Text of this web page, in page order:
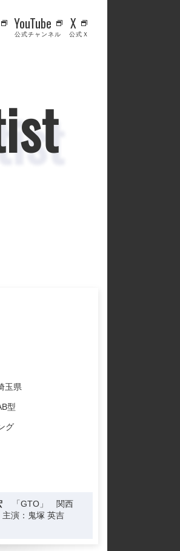
YouTube
公式チャンネル
X
公式Ｘ
玉県
型
グ
「GTO」 関西
演：鬼塚 英吉
「GTO」 関西
演：鬼塚 英吉
「GTO」 関西
演：鬼塚 英吉
「GTO」 関西
演：鬼塚 英吉
「GTO」 関西
演：鬼塚 英吉
「GTO」 関西
演：鬼塚 英吉
「GTO」 関西
演：鬼塚 英吉